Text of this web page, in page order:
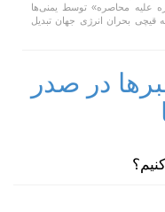
علیه محاصره» توسط یمنی‌ها
قیچی بحران انرژی جهان تبدیل
در صدر